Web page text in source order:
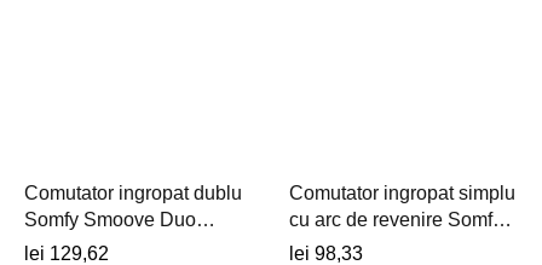
Comutator ingropat dublu
Somfy Smoove Duo
(cablat, 230V, doua
lei 129,62
Comutator ingropat simplu
cu arc de revenire Somfy
Smoove Uno MP (cablat,
lei 98,33